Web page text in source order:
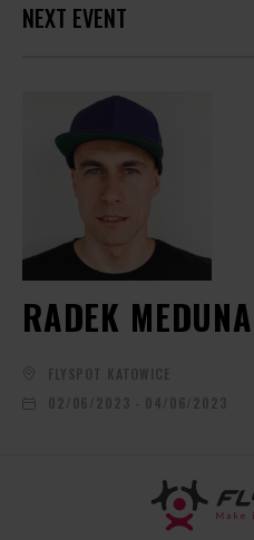
NEXT EVENT
RADEK
FLYSPOT KATOWICE
02/06/2023 - 04/06/2023